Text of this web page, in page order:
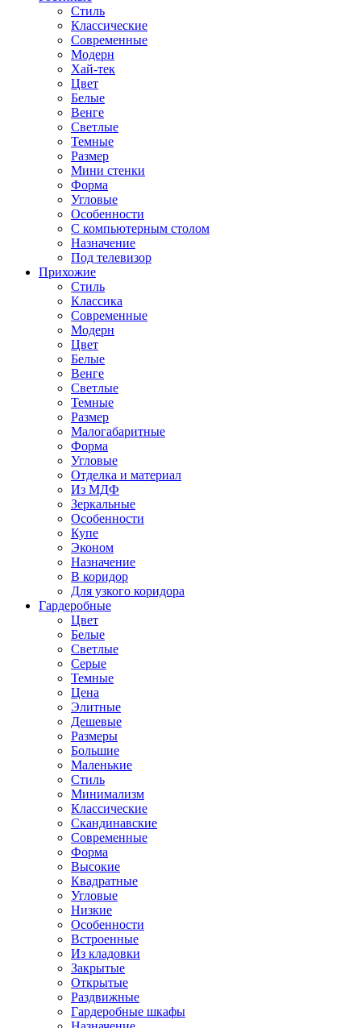
Стиль
Классические
Современные
Модерн
Хай-тек
Цвет
Белые
Венге
Светлые
Темные
Размер
Мини стенки
Форма
Угловые
Особенности
С компьютерным столом
Назначение
Под телевизор
Прихожие
Стиль
Классика
Современные
Модерн
Цвет
Белые
Венге
Светлые
Темные
Размер
Малогабаритные
Форма
Угловые
Отделка и материал
Из МДФ
Зеркальные
Особенности
Купе
Эконом
Назначение
В коридор
Для узкого коридора
Гардеробные
Цвет
Белые
Светлые
Серые
Темные
Цена
Элитные
Дешевые
Размеры
Большие
Маленькие
Стиль
Минимализм
Классические
Скандинавские
Современные
Форма
Высокие
Квадратные
Угловые
Низкие
Особенности
Встроенные
Из кладовки
Закрытые
Открытые
Раздвижные
Гардеробные шкафы